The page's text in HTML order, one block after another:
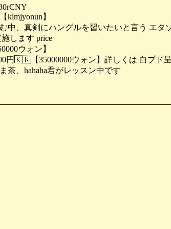
】
中、真剣にハングルを習いたいと言う エタ
します price
ウォン】
円🇰🇷【35000000ウォン】詳しくは 白プド
茶、hahaha君がレッスン中です